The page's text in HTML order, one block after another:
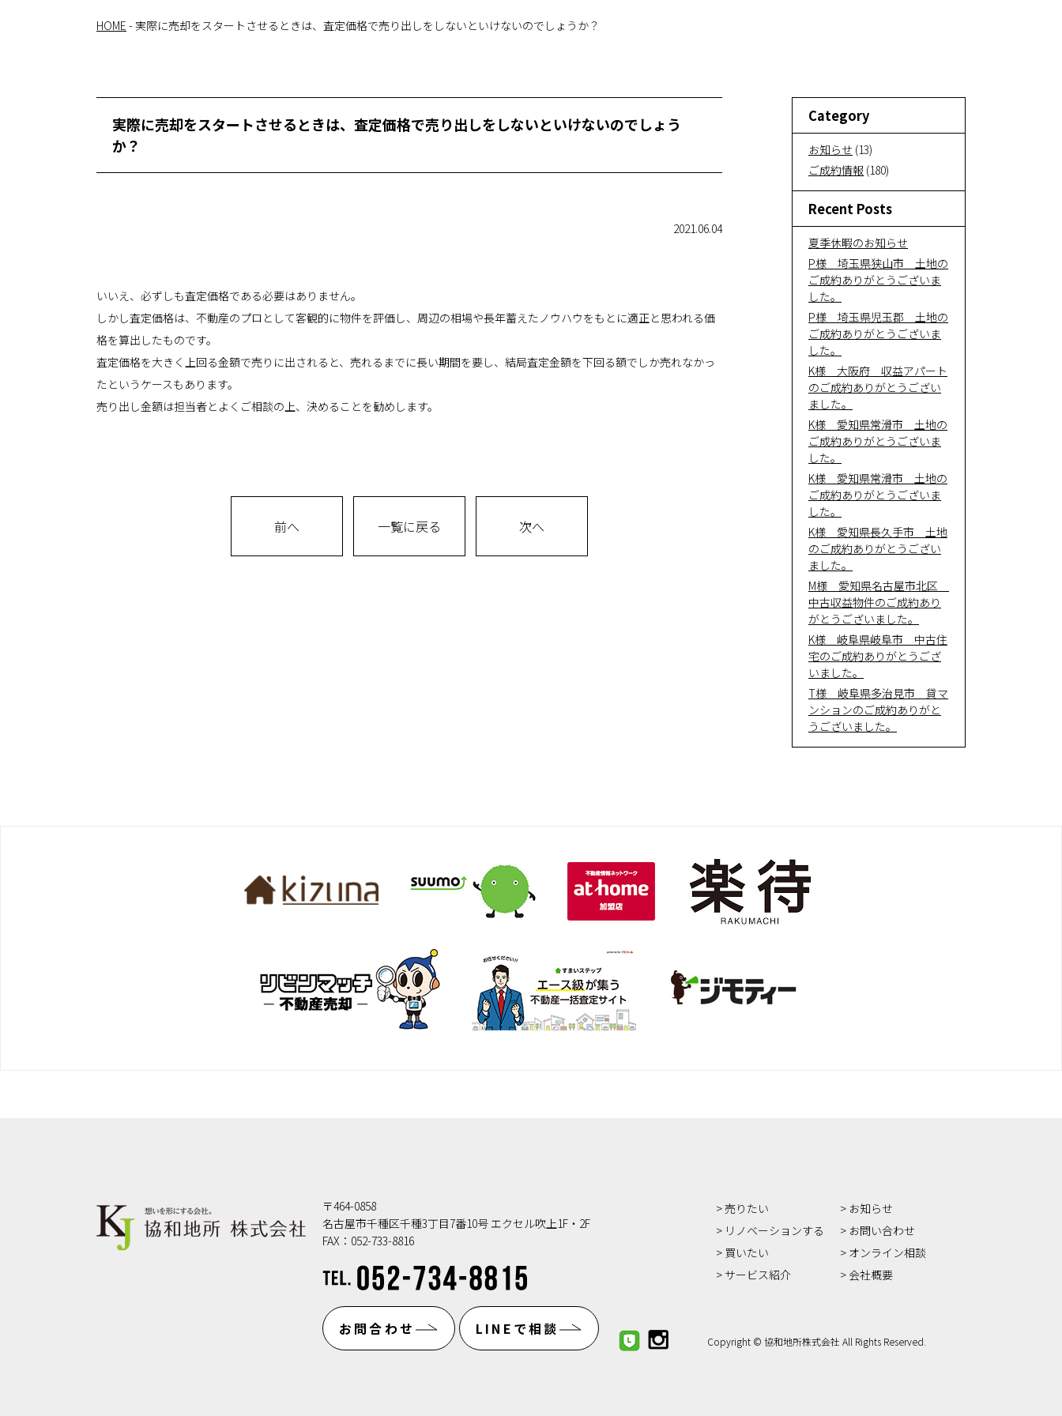
HOME - 実際に売却をスタートさせるときは、査定価格で売り出しをしないといけないのでしょうか？
実際に売却をスタートさせるときは、査定価格で売り出しをしないといけないのでしょう
か？
2021.06.04
いいえ、必ずしも査定価格である必要はありません。
しかし査定価格は、不動産のプロとして客観的に物件を評価し、周辺の相場や長年蓄えたノウハウをもとに適正と思われる価
格を算出したものです。
査定価格を大きく上回る金額で売りに出されると、売れるまでに長い期間を要し、結局査定金額を下回る額でしか売れなかっ
たというケースもあります。
売り出し金額は担当者とよくご相談の上、決めることを勧めします。
前へ 一覧に戻る 次へ
Category
お知らせ (13)
ご成約情報 (180)
Recent Posts
夏季休暇のお知らせ
P様 埼玉県狭山市 土地の
ご成約ありがとうございま
した。
P様 埼玉県児玉郡 土地の
ご成約ありがとうございま
した。
K様 大阪府 収益アパート
のご成約ありがとうござい
ました。
K様 愛知県常滑市 土地の
ご成約ありがとうございま
した。
K様 愛知県常滑市 土地の
ご成約ありがとうございま
した。
K様 愛知県長久手市 土地
のご成約ありがとうござい
ました。
M様 愛知県名古屋市北区
中古収益物件のご成約あり
がとうございました。
K様 岐阜県岐阜市 中古住
宅のご成約ありがとうござ
いました。
T様 岐阜県多治見市 貸マ
ンションのご成約ありがと
うございました。
〒464-0858
名古屋市千種区千種3丁目7番10号 エクセル吹上1F・2F
FAX：052-733-8816
お問合わせ LINEで相談
売りたい
リノベーションする
買いたい
サービス紹介
お知らせ
お問い合わせ
オンライン相談
会社概要
Copyright © 協和地所株式会社 All Rights Reserved.